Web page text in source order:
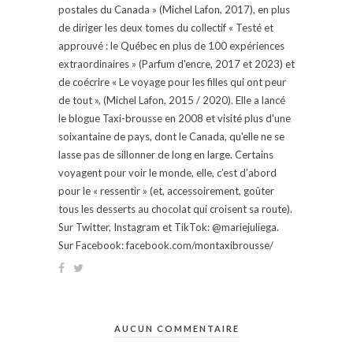
postales du Canada » (Michel Lafon, 2017), en plus
de diriger les deux tomes du collectif « Testé et
approuvé : le Québec en plus de 100 expériences
extraordinaires » (Parfum d'encre, 2017 et 2023) et
de coécrire « Le voyage pour les filles qui ont peur
de tout », (Michel Lafon, 2015 / 2020). Elle a lancé
le blogue Taxi-brousse en 2008 et visité plus d'une
soixantaine de pays, dont le Canada, qu'elle ne se
lasse pas de sillonner de long en large. Certains
voyagent pour voir le monde, elle, c’est d’abord
pour le « ressentir » (et, accessoirement, goûter
tous les desserts au chocolat qui croisent sa route).
Sur Twitter, Instagram et TikTok: @mariejuliega.
Sur Facebook: facebook.com/montaxibrousse/
AUCUN COMMENTAIRE